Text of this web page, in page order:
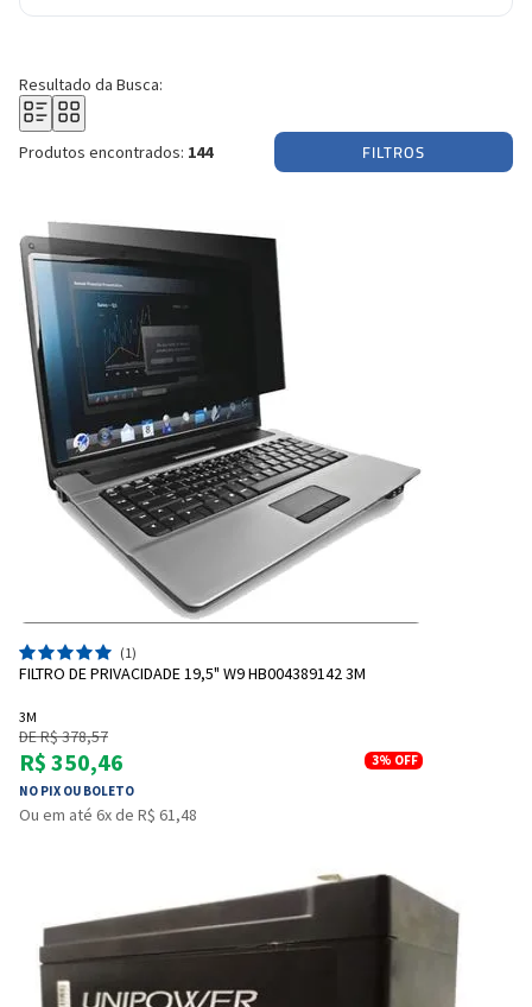
Resultado da Busca:
Produtos encontrados: 144 FILTROS
(1)
FILTRO DE PRIVACIDADE 19,5" W9 HB004389142 3M
3M
DE R$ 378,57
R$ 350,46
NO PIX OU BOLETO
3% OFF
Ou em até 6x de R$ 61,48